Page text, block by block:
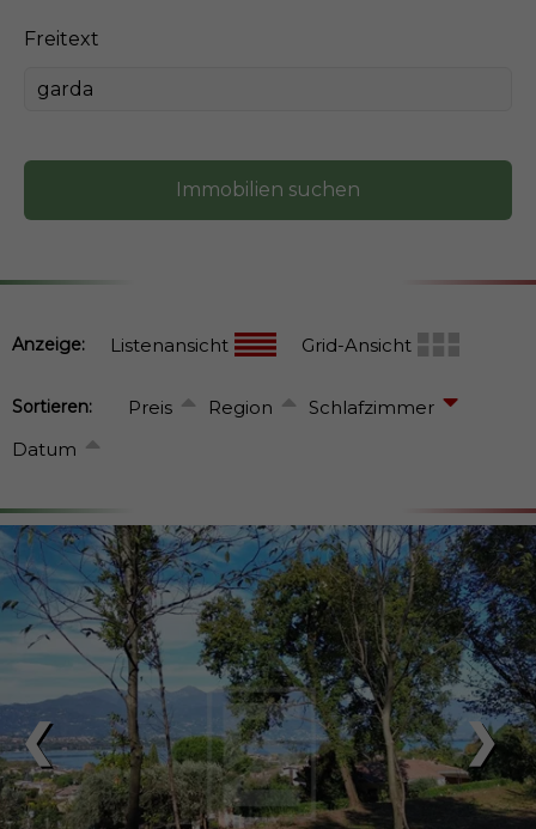
Freitext
Immobilien suchen
Anzeige: Listenansicht Grid-Ansicht
Sortieren: Preis Region
Schlafzimmer
Datum
❯
❮